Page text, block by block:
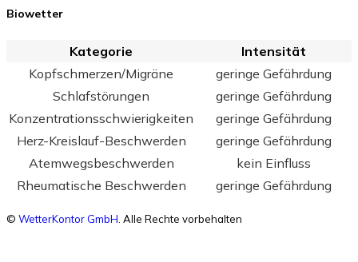
Biowetter
Kategorie
Intensität
Kopfschmerzen/Migräne
geringe Gefährdung
Schlafstörungen
geringe Gefährdung
Konzentrationsschwierigkeiten
geringe Gefährdung
Herz-Kreislauf-Beschwerden
geringe Gefährdung
Atemwegsbeschwerden
kein Einfluss
Rheumatische Beschwerden
geringe Gefährdung
© WetterKontor GmbH . Alle Rechte vorbehalten